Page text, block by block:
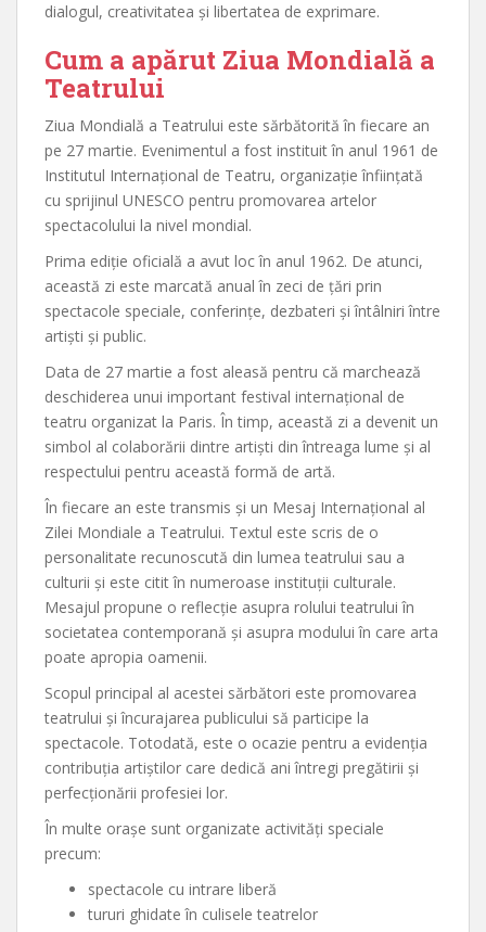
dialogul, creativitatea și libertatea de exprimare.
Cum a apărut Ziua Mondială a
Teatrului
Ziua Mondială a Teatrului este sărbătorită în fiecare an
pe 27 martie. Evenimentul a fost instituit în anul 1961 de
Institutul Internațional de Teatru, organizație înființată
cu sprijinul UNESCO pentru promovarea artelor
spectacolului la nivel mondial.
Prima ediție oficială a avut loc în anul 1962. De atunci,
această zi este marcată anual în zeci de țări prin
spectacole speciale, conferințe, dezbateri și întâlniri între
artiști și public.
Data de 27 martie a fost aleasă pentru că marchează
deschiderea unui important festival internațional de
teatru organizat la Paris. În timp, această zi a devenit un
simbol al colaborării dintre artiști din întreaga lume și al
respectului pentru această formă de artă.
În fiecare an este transmis și un Mesaj Internațional al
Zilei Mondiale a Teatrului. Textul este scris de o
personalitate recunoscută din lumea teatrului sau a
culturii și este citit în numeroase instituții culturale.
Mesajul propune o reflecție asupra rolului teatrului în
societatea contemporană și asupra modului în care arta
poate apropia oamenii.
Scopul principal al acestei sărbători este promovarea
teatrului și încurajarea publicului să participe la
spectacole. Totodată, este o ocazie pentru a evidenția
contribuția artiștilor care dedică ani întregi pregătirii și
perfecționării profesiei lor.
În multe orașe sunt organizate activități speciale
precum:
spectacole cu intrare liberă
tururi ghidate în culisele teatrelor